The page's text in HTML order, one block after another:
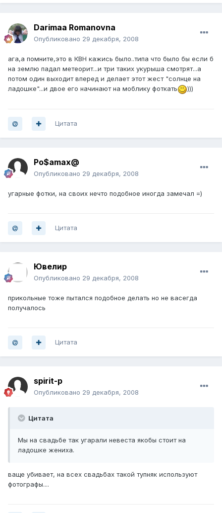
Darimaa Romanovna
Опубликовано 29 декабря, 2008
ага,а помните,это в КВН кажись было..типа что было бы если б
на землю падал метеорит...и три таких укурыша смотрят...а
потом один выходит вперед и делает этот жест "солнце на
ладошке"...и двое его начинают на моблику фоткать
)))
Цитата
Po$amax@
Опубликовано 29 декабря, 2008
угарные фотки, на своих нечто подобное иногда замечал =)
Цитата
Ювелир
Опубликовано 29 декабря, 2008
прикольные тоже пытался подобное делать но не васегда
получалось
Цитата
spirit-p
Опубликовано 29 декабря, 2008
Цитата
Мы на свадьбе так угарали невеста якобы стоит на
ладошке жениха.
ваще убивает, на всех свадьбах такой тупняк используют
фотографы....